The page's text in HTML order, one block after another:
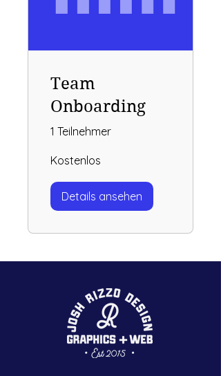
Team
Onboarding
1 Teilnehmer
Kostenlos
Details ansehen